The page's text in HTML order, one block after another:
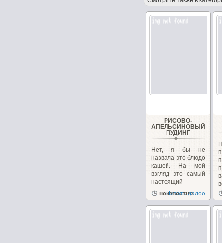
РИСОВО-
АПЕЛЬСИНОВЫЙ
ПУДИНГ
Нет, я бы не
назвала это блюдо
кашей. На мой
взгляд это самый
настоящий
пудинг....
неизвестно
Читать далее